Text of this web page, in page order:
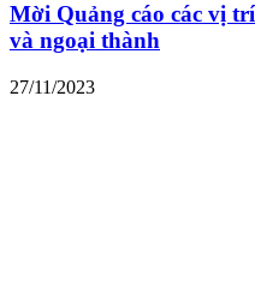
Mời Quảng cáo các vị
và ngoại thành
27/11/2023